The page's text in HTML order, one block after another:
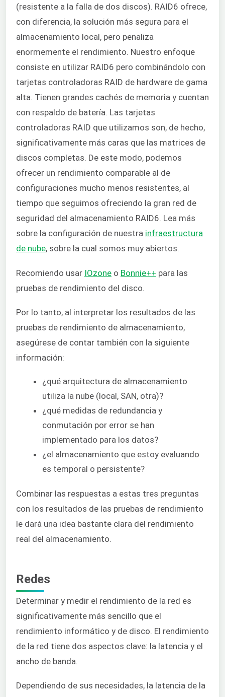
(resistente a la falla de dos discos). RAID6 ofrece,
con diferencia, la solución más segura para el
almacenamiento local, pero penaliza
enormemente el rendimiento. Nuestro enfoque
consiste en utilizar RAID6 pero combinándolo con
tarjetas controladoras RAID de hardware de gama
alta. Tienen grandes cachés de memoria y cuentan
con respaldo de batería. Las tarjetas
controladoras RAID que utilizamos son, de hecho,
significativamente más caras que las matrices de
discos completas. De este modo, podemos
ofrecer un rendimiento comparable al de
configuraciones mucho menos resistentes, al
tiempo que seguimos ofreciendo la gran red de
seguridad del almacenamiento RAID6. Lea más
sobre la configuración de nuestra infraestructura
de nube, sobre la cual somos muy abiertos.
Recomiendo usar IOzone o Bonnie++ para las
pruebas de rendimiento del disco.
Por lo tanto, al interpretar los resultados de las
pruebas de rendimiento de almacenamiento,
asegúrese de contar también con la siguiente
información:
¿qué arquitectura de almacenamiento
utiliza la nube (local, SAN, otra)?
¿qué medidas de redundancia y
conmutación por error se han
implementado para los datos?
¿el almacenamiento que estoy evaluando
es temporal o persistente?
Combinar las respuestas a estas tres preguntas
con los resultados de las pruebas de rendimiento
le dará una idea bastante clara del rendimiento
real del almacenamiento.
Redes
Determinar y medir el rendimiento de la red es
significativamente más sencillo que el
rendimiento informático y de disco. El rendimiento
de la red tiene dos aspectos clave: la latencia y el
ancho de banda.
Dependiendo de sus necesidades, la latencia de la